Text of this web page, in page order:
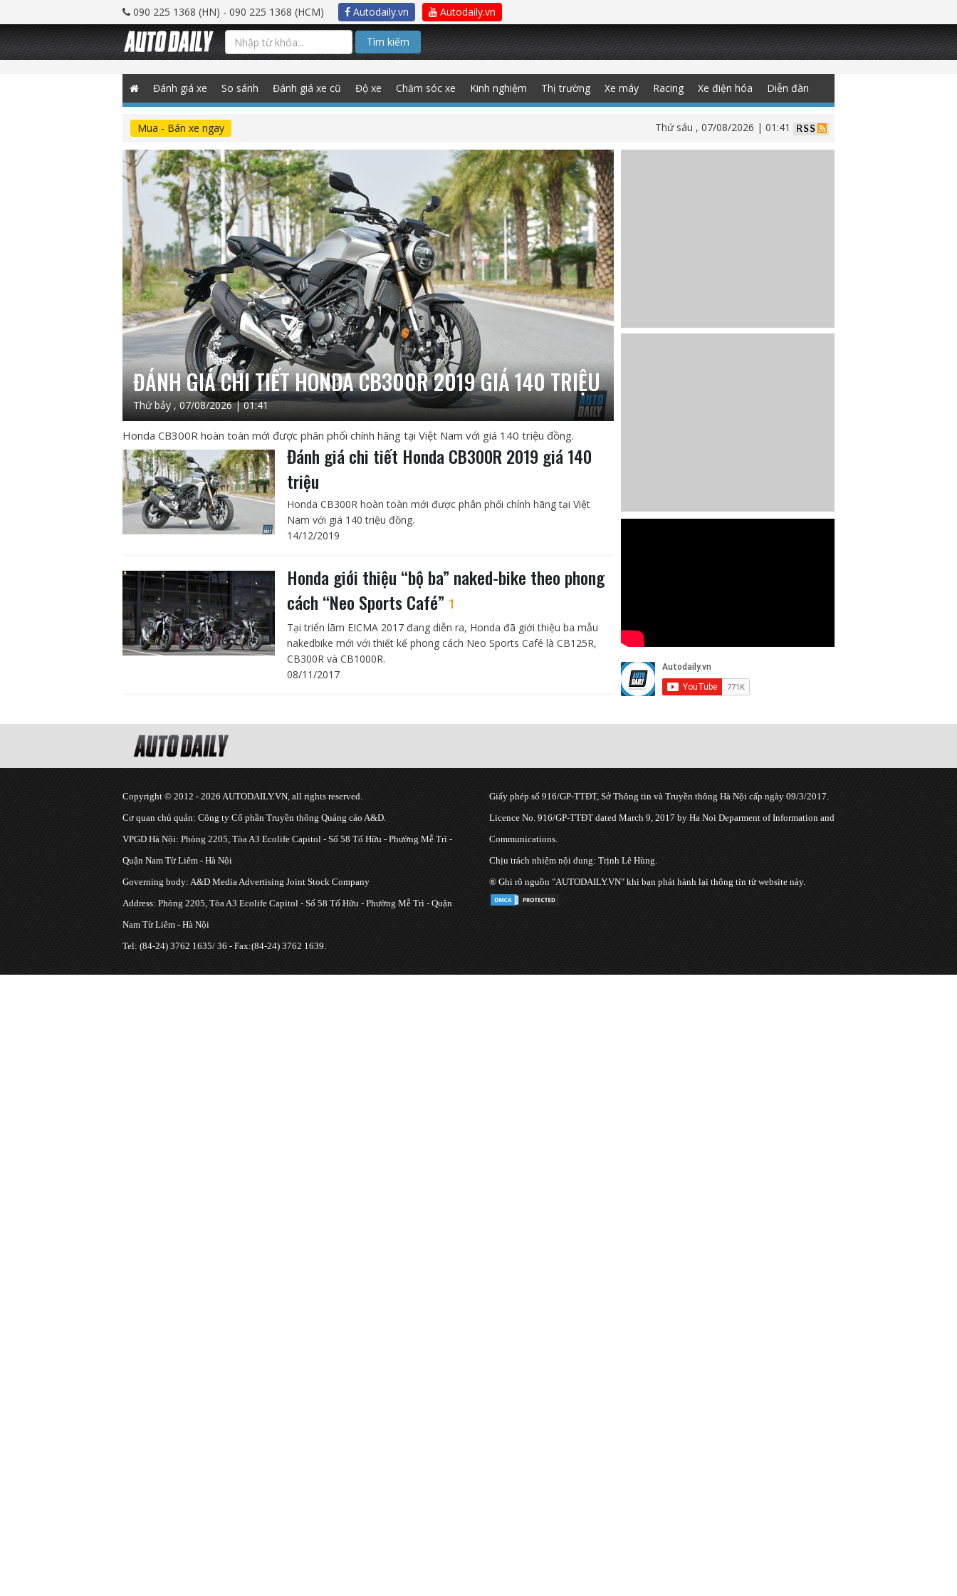
090 225 1368 (HN) - 090 225 1368 (HCM) Autodaily.vn Autodaily.vn
Tìm kiếm
Đánh giá xe So sánh Đánh giá xe cũ Độ xe Chăm sóc xe Kinh nghiệm Thị trường Xe máy Racing Xe điện hóa Diễn đàn
Mua - Bán xe ngay Thứ sáu , 07/08/2026 | 01:41
ĐÁNH GIÁ CHI TIẾT HONDA CB300R 2019 GIÁ 140 TRIỆU
Thứ bảy , 07/08/2026 | 01:41
Honda CB300R hoàn toàn mới được phân phối chính hãng tại Việt Nam với giá 140 triệu đồng.
Đánh giá chi tiết Honda CB300R 2019 giá 140
triệu
Honda CB300R hoàn toàn mới được phân phối chính hãng tại Việt
Nam với giá 140 triệu đồng.
14/12/2019
Honda giới thiệu “bộ ba” naked-bike theo phong
cách “Neo Sports Café” 1
Tại triển lãm EICMA 2017 đang diễn ra, Honda đã giới thiệu ba mẫu
nakedbike mới với thiết kế phong cách Neo Sports Café là CB125R,
CB300R và CB1000R.
08/11/2017
Copyright © 2012 - 2026 AUTODAILY.VN, all rights reserved.
Cơ quan chủ quản: Công ty Cổ phần Truyền thông Quảng cáo A&D.
VPGD Hà Nội: Phòng 2205, Tòa A3 Ecolife Capitol - Số 58 Tố Hữu - Phường Mễ Trì -
Quận Nam Từ Liêm - Hà Nội
Governing body: A&D Media Advertising Joint Stock Company
Address: Phòng 2205, Tòa A3 Ecolife Capitol - Số 58 Tố Hữu - Phường Mễ Trì - Quận
Nam Từ Liêm - Hà Nội
Tel: (84-24) 3762 1635/ 36 - Fax:(84-24) 3762 1639.
Giấy phép số 916/GP-TTĐT, Sở Thông tin và Truyền thông Hà Nội cấp ngày 09/3/2017.
Licence No. 916/GP-TTĐT dated March 9, 2017 by Ha Noi Deparment of Information and
Communications.
Chịu trách nhiệm nội dung: Trịnh Lê Hùng.
® Ghi rõ nguồn "AUTODAILY.VN" khi bạn phát hành lại thông tin từ website này.